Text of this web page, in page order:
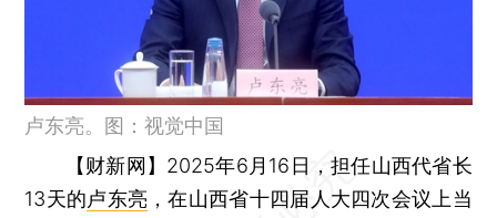
卢东亮。图：视觉中国
【财新网】 2025年6月16日，担任山西代省长
13天的卢东亮 ，在山西省十四届人大四次会议上当